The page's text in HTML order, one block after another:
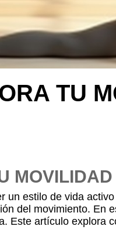
TU
un estilo de vida
del movimiento. En
Este artículo explora